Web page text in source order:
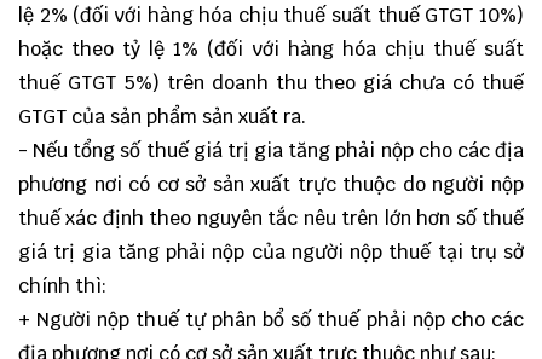
lệ 2% (đối với hàng hóa chịu thuế suất thuế GTGT 10%)
hoặc theo tỷ lệ 1% (đối với hàng hóa chịu thuế suất
thuế GTGT 5%) trên doanh thu theo giá chưa có thuế
GTGT của sản phẩm sản xuất ra.
- Nếu tổng số thuế giá trị gia tăng phải nộp cho các địa
phương nơi có cơ sở sản xuất trực thuộc do người nộp
thuế xác định theo nguyên tắc nêu trên lớn hơn số thuế
giá trị gia tăng phải nộp của người nộp thuế tại trụ sở
chính thì:
+ Người nộp thuế tự phân bổ số thuế phải nộp cho các
địa phương nơi có cơ sở sản xuất trực thuộc như sau: